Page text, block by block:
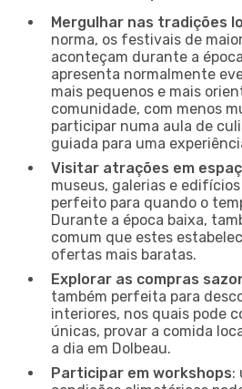
Mergulhar nas tradições
norma, os festivais de
aconteçam durante a
apresenta normalmente
mais pequenos e mais
comunidade, com menos
participar numa aula de
guiada para uma
Visitar atrações em
museus, galerias e
perfeito para quando o
Durante a época baixa,
comum que estes
ofertas mais baratas.
Explorar as compras
também perfeita para
interiores, nos quais pode
únicas, provar a comida
a dia em Dolbeau.
Participar em workshops: